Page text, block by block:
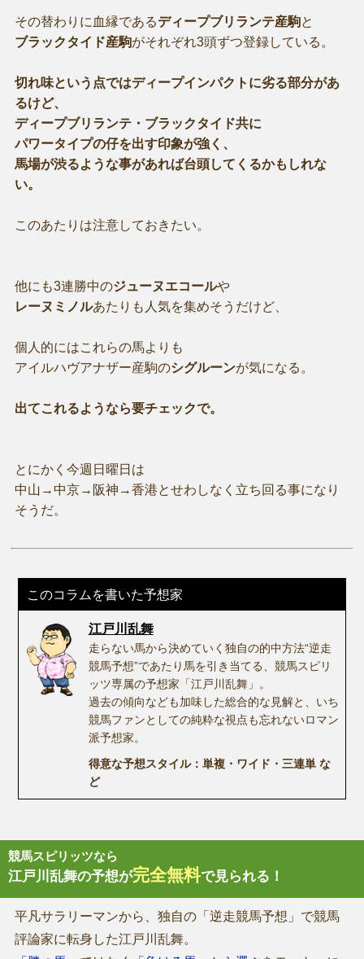
その替わりに血縁であるディープブリランテ産駒と
ブラックタイド産駒がそれぞれ3頭ずつ登録している。
切れ味という点ではディープインパクトに劣る部分があ
るけど、
ディープブリランテ・ブラックタイド共に
パワータイプの仔を出す印象が強く、
馬場が渋るような事があれば台頭してくるかもしれな
い。
このあたりは注意しておきたい。
他にも3連勝中のジューヌエコールや
レーヌミノルあたりも人気を集めそうだけど、
個人的にはこれらの馬よりも
アイルハヴアナザー産駒のシグルーンが気になる。
出てこれるようなら要チェックで。
とにかく今週日曜日は
中山→中京→阪神→香港とせわしなく立ち回る事になり
そうだ。
このコラムを書いた予想家
江戸川乱舞
走らない馬から決めていく独自の的中方法“逆走
競馬予想”であたり馬を引き当てる、競馬スピリ
ッツ専属の予想家「江戸川乱舞」。
過去の傾向なども加味した総合的な見解と、いち
競馬ファンとしての純粋な視点も忘れないロマン
派予想家。
得意な予想スタイル：単複・ワイド・三連単 な
ど
競馬スピリッツなら
江戸川乱舞の予想が完全無料で見られる！
平凡サラリーマンから、独自の「逆走競馬予想」で競馬
評論家に転身した江戸川乱舞。